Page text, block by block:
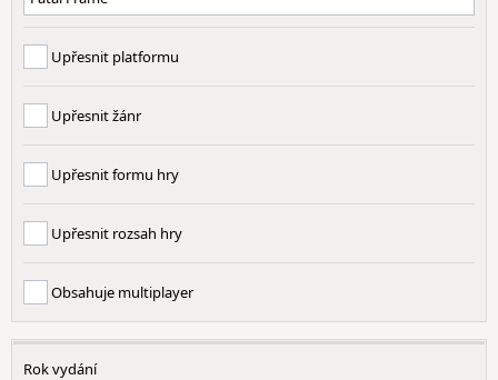
Upřesnit platformu
Upřesnit žánr
Upřesnit formu hry
Upřesnit rozsah hry
Obsahuje multiplayer
Rok vydání